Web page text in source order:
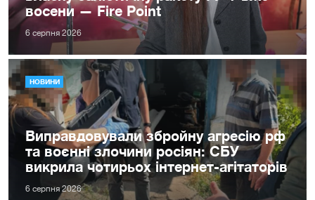
восени — Fire Point
6 серпня 2026
НОВИНИ
Виправдовували збройну агресію рф
та воєнні злочини росіян: СБУ
викрила чотирьох інтернет-агітаторів
6 серпня 2026